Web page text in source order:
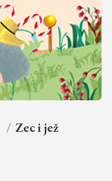
Zec i jež